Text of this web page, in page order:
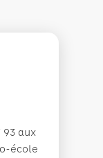
93 aux
école